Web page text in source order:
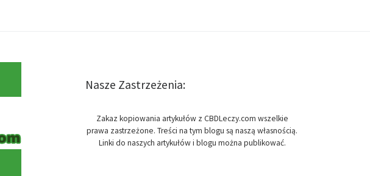
Nasze Zastrzeżenia:
Zakaz kopiowania artykułów z CBDLeczy.com wszelkie
prawa zastrzeżone. Treści na tym blogu są naszą własnością.
Linki do naszych artykułów i blogu można publikować.